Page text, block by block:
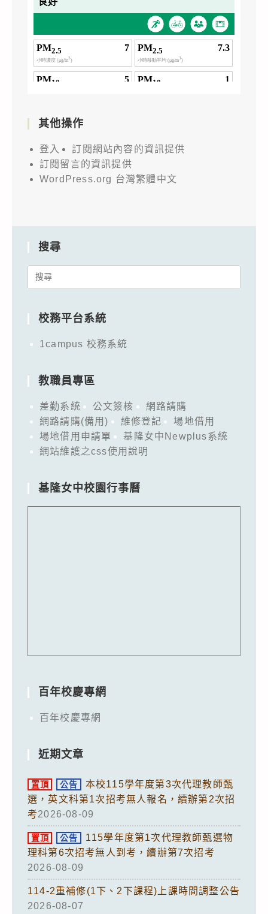
其他操作
登入
訂閱網站內容的資訊提供
訂閱留言的資訊提供
WordPress.org 台灣繁體中文
搜尋
Search
校務平台系統
1campus 校務系統
教職員專區
差勤系統 公文簽核
網路請購
網路請購(備用)
維修登記
場地借用
場地借用申請單
基隆女中Newplus系統
網站維護之css使用說明
基隆女中校園行事曆
百年校慶專網
百年校慶專網
近期文章
置頂 公告
本校115學年度第3次代理教師甄
選，英文科第1次招考無人報名，續辦第2次招
考2026-08-09
置頂 公告
115學年度第1次代理教師甄選物
理科第6次招考無人到考，續辦第7次招考
2026-08-09
114-2重補修(1下、2下課程)上課時間調整公告
2026-08-07